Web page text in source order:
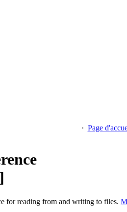
· Page
for reading from and writing to files.